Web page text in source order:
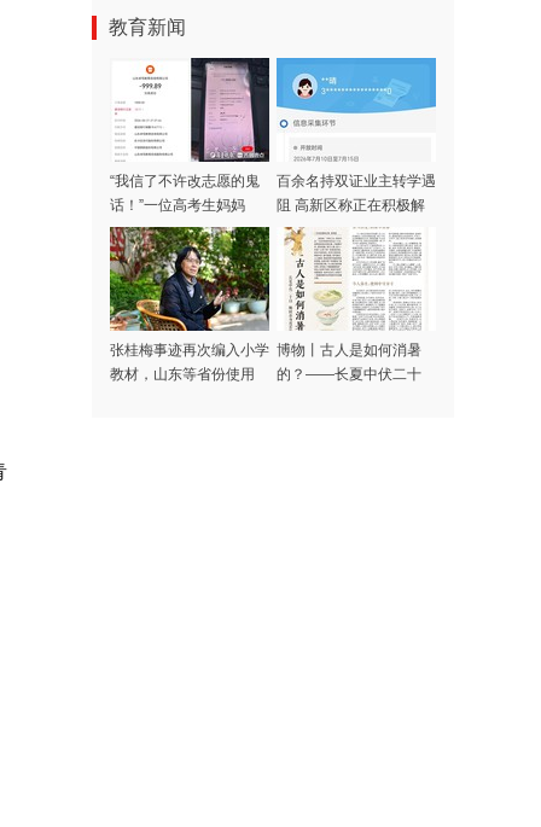
教育新闻
“我信了不许改志愿的鬼
话！”一位高考生妈妈
被“公办保录”设局
百余名持双证业主转学遇
阻 高新区称正在积极解
决
张桂梅事迹再次编入小学
教材，山东等省份使用
博物丨古人是如何消暑
的？——长夏中伏二十